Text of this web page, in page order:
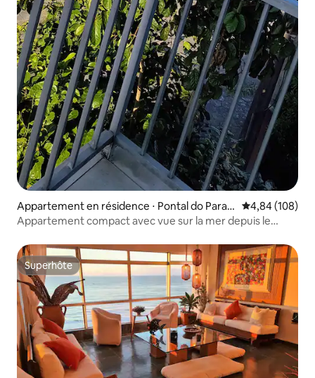
Appartement en résidence ⋅ Pontal do Paran
á
Évaluation
4,84 (108)
Appartement compact avec vue sur la mer depuis le
Superhôte
Superhôte